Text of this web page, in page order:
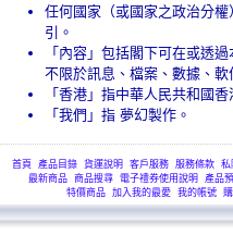
任何國家（或國家之政治分
引。
「內容」包括閣下可在或透
不限於訊息、檔案、數據、
「香港」指中華人民共和國
「我們」指 夢幻製作。
首頁 產品目錄 貨運說明 客戶服務 服務條款 私
最新商品 商品搜尋 電子禮券使用說明 產品
特價商品
加入我的最愛 我的帳號